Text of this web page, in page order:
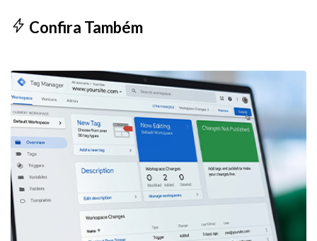
Confira Também